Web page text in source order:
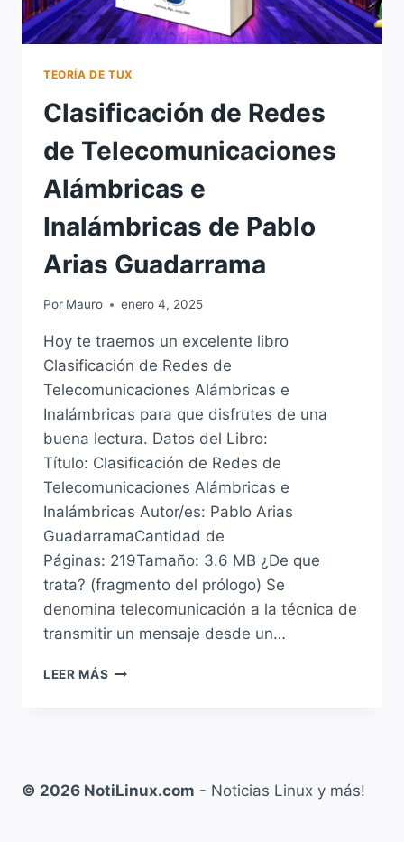
TEORÍA DE TUX
Clasificación de Redes
de Telecomunicaciones
Alámbricas e
Inalámbricas de Pablo
Arias Guadarrama
Por Mauro enero 4, 2025
Hoy te traemos un excelente libro
Clasificación de Redes de
Telecomunicaciones Alámbricas e
Inalámbricas para que disfrutes de una
buena lectura. Datos del Libro:
Título: Clasificación de Redes de
Telecomunicaciones Alámbricas e
Inalámbricas Autor/es: Pablo Arias
GuadarramaCantidad de
Páginas: 219Tamaño: 3.6 MB ¿De que
trata? (fragmento del prólogo) Se
denomina telecomunicación a la técnica de
transmitir un mensaje desde un…
LEER MÁS CLASIFICACIÓN
E
© 2026 NotiLinux.com - Noticias Linux y más!